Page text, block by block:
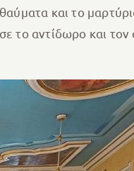
και το
το αντίδωρο και